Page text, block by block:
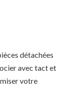
détachées
avec tact et
votre